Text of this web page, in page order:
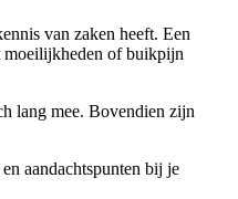
van zaken heeft. Een
moeilijkheden of buikpijn
lang mee. Bovendien zijn
aandachtspunten bij je